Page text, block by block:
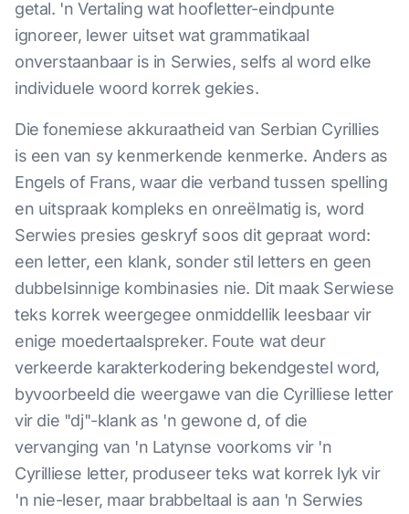
getal. 'n Vertaling wat hoofletter-eindpunte
ignoreer, lewer uitset wat grammatikaal
onverstaanbaar is in Serwies, selfs al word elke
individuele woord korrek gekies.
Die fonemiese akkuraatheid van Serbian Cyrillies
is een van sy kenmerkende kenmerke. Anders as
Engels of Frans, waar die verband tussen spelling
en uitspraak kompleks en onreëlmatig is, word
Serwies presies geskryf soos dit gepraat word:
een letter, een klank, sonder stil letters en geen
dubbelsinnige kombinasies nie. Dit maak Serwiese
teks korrek weergegee onmiddellik leesbaar vir
enige moedertaalspreker. Foute wat deur
verkeerde karakterkodering bekendgestel word,
byvoorbeeld die weergawe van die Cyrilliese letter
vir die "dj"-klank as 'n gewone d, of die
vervanging van 'n Latynse voorkoms vir 'n
Cyrilliese letter, produseer teks wat korrek lyk vir
'n nie-leser, maar brabbeltaal is aan 'n Serwies